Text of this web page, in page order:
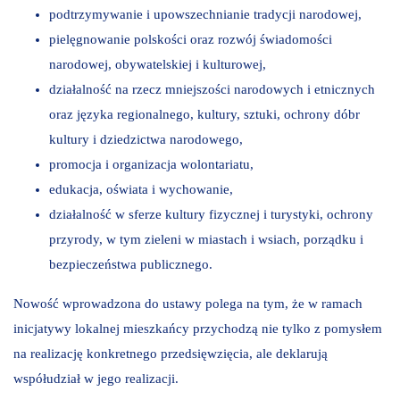
podtrzymywanie i upowszechnianie tradycji narodowej,
pielęgnowanie polskości oraz rozwój świadomości
narodowej, obywatelskiej i kulturowej,
działalność na rzecz mniejszości narodowych i etnicznych
oraz języka regionalnego, kultury, sztuki, ochrony dóbr
kultury i dziedzictwa narodowego,
promocja i organizacja wolontariatu,
edukacja, oświata i wychowanie,
działalność w sferze kultury fizycznej i turystyki, ochrony
przyrody, w tym zieleni w miastach i wsiach, porządku i
bezpieczeństwa publicznego.
Nowość wprowadzona do ustawy polega na tym, że w ramach
inicjatywy lokalnej mieszkańcy przychodzą nie tylko z pomysłem
na realizację konkretnego przedsięwzięcia, ale deklarują
współudział w jego realizacji.